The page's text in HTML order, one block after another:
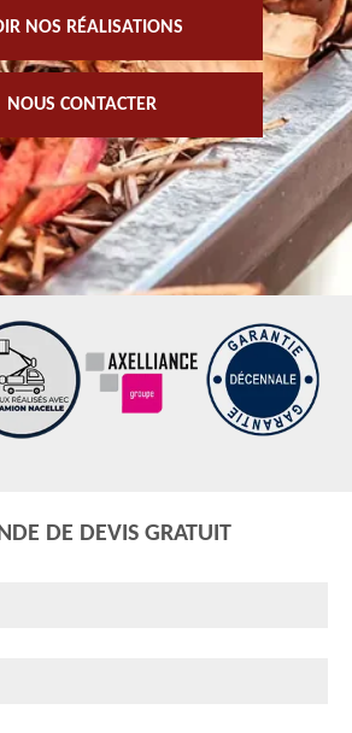
NOS RÉALISATIONS
NOUS CONTACTER
DE DEVIS GRATUIT